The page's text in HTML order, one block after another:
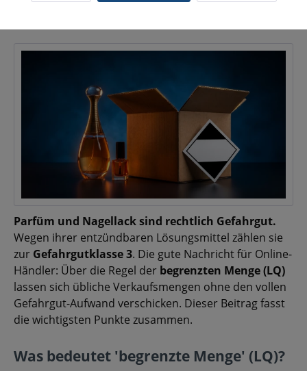
Parfüm und Nagellack sind rechtlich Gefahrgut.
Wegen ihrer entzündbaren Lösungsmittel zählen sie
zur Gefahrgutklasse 3. Die gute Nachricht für Online-
Händler: Über die Regel der begrenzten Menge (LQ)
lassen sich übliche Verkaufsmengen ohne den vollen
Gefahrgut-Aufwand verschicken. Dieser Beitrag fasst
die wichtigsten Punkte zusammen.
Was bedeutet 'begrenzte Menge' (LQ)?